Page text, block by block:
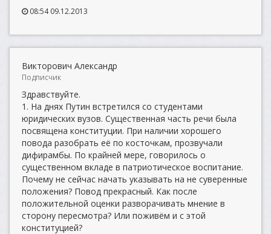
08:54 09.12.2013
Викторович Александр
Подписчик
Здравствуйте.
1. На днях Путин встретился со студентами
юридических вузов. Существенная часть речи была
посвящена конституции. При наличии хорошего
повода разобрать её по косточкам, прозвучали
дифирамбы. По крайней мере, говорилось о
существенном вкладе в патриотическое воспитание.
Почему не сейчас начать указывать на не суверенные
положения? Повод прекрасный. Как после
положительной оценки разворачивать мнение в
сторону пересмотра? Или поживём и с этой
конституцией?